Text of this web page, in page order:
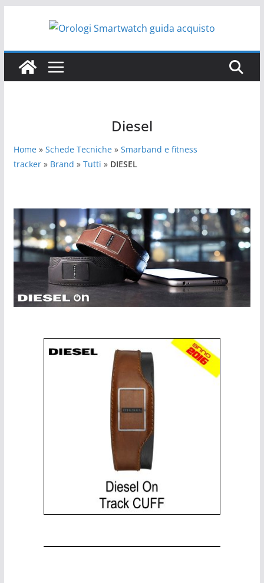
Diesel
Home» Schede Tecniche» Smarband e fitness
tracker» Brand » Tutti » DIESEL